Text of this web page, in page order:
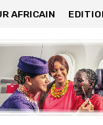
AFRICAIN